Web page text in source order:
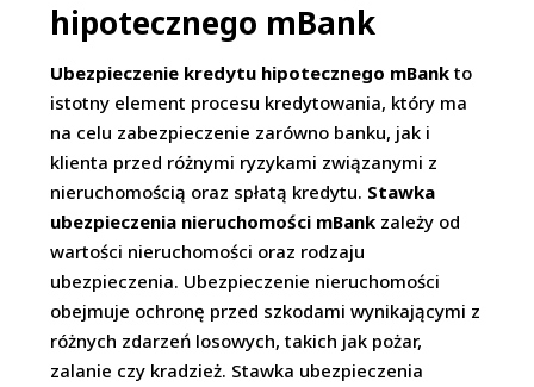
hipotecznego mBank
Ubezpieczenie kredytu hipotecznego mBank to
istotny element procesu kredytowania, który ma
na celu zabezpieczenie zarówno banku, jak i
klienta przed różnymi ryzykami związanymi z
nieruchomością oraz spłatą kredytu. Stawka
ubezpieczenia nieruchomości mBank zależy od
wartości nieruchomości oraz rodzaju
ubezpieczenia. Ubezpieczenie nieruchomości
obejmuje ochronę przed szkodami wynikającymi z
różnych zdarzeń losowych, takich jak pożar,
zalanie czy kradzież. Stawka ubezpieczenia